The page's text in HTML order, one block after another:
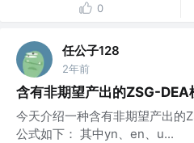
0
任公子128
2年前
含有非期望产出的ZSG-DEA
今天介绍一种含有非期望产出的
公式如下： 其中yn、en、u...